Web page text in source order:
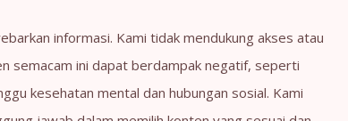
informasi. Kami tidak mendukung akses atau
semacam ini dapat berdampak negatif, seperti
kesehatan mental dan hubungan sosial. Kami